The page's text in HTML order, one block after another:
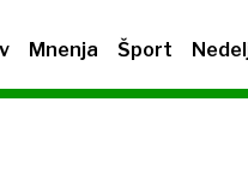
Mnenja Šport